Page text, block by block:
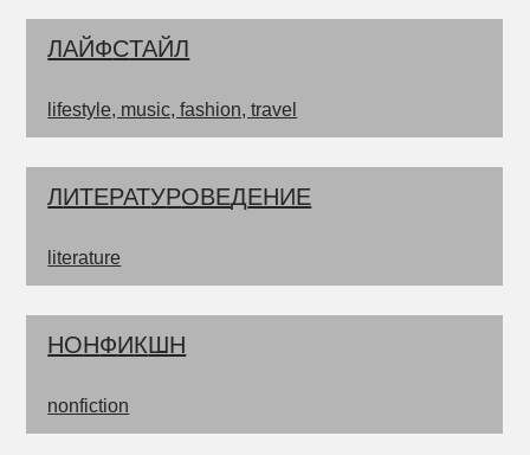
ЛАЙФСТАЙЛ
ЛИТЕРАТУРОВЕДЕНИЕ
НОНФИКШН
lifestyle, music, fashion, travel
literature
nonfiction